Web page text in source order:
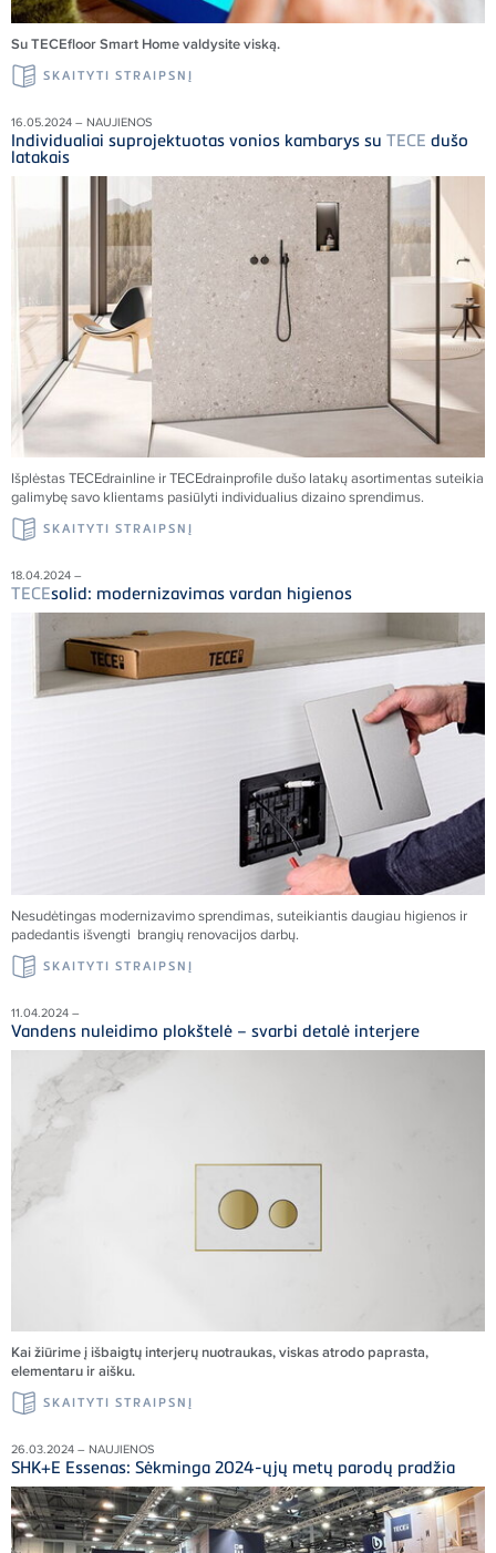
Su TECEfloor Smart Home valdysite viską.
SKAITYTI STRAIPSNĮ
16.05.2024 – NAUJIENOS
Individualiai suprojektuotas vonios kambarys su TECE dušo
latakais
IšplėstasTECEdrainline irTECEdrainprofile dušo latakų asortimentas suteikia
galimybę savo klientams pasiūlyti individualius dizaino sprendimus.
SKAITYTI STRAIPSNĮ
18.04.2024 –
TECEsolid: modernizavimas vardan higienos
Nesudėtingas modernizavimo sprendimas, suteikiantis daugiau higienos ir
padedantis išvengti brangių renovacijos darbų.
SKAITYTI STRAIPSNĮ
11.04.2024 –
Vandens nuleidimo plokštelė – svarbi detalė interjere
Kai žiūrime į išbaigtų interjerų nuotraukas, viskas atrodo paprasta,
elementaru ir aišku.
SKAITYTI STRAIPSNĮ
26.03.2024 – NAUJIENOS
SHK+E Essenas: Sėkminga 2024-ųjų metų parodų pradžia